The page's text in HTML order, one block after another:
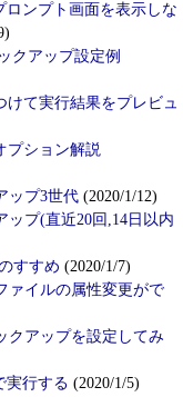
ロンプト画面を表示しな
クアップ設定例
けて実行結果をプレビュ
プション解説
ップ3世代 (2020/1/12)
ップ(直近20回,14日以内
すすめ (2020/1/7)
ァイルの属性変更がで
クアップを設定してみ
実行する (2020/1/5)